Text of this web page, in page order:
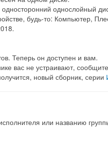
однослойный
будь-то: Компьютер,
Теперь он доступен и вам.
вас не устраивают,
новый сборник, серии
или названию